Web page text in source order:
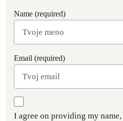
Name (required)
Email (required)
I agree on providing my